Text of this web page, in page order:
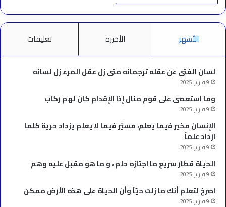
الأشهر الأخيرة تعليقات
لسان الفتى عن عقله ترجمانه متى زل عقل المرء زل لسانه
9 فبراير، 2025
وما استعصى على قوم منال إذا الإقدام كان لهم ركاب
9 فبراير، 2025
الإنسان مخير فيما يعلم، مسيّر فيما لا يعلم يزداد حرية كلما
ازداد علماً
9 فبراير، 2025
الحياة قطار سريع ما اجتازه حلم ، و ما هو مقبل عليه وهم
9 فبراير، 2025
‫اصرخ لتعلم أنك ما زلتَ حيّاً وأن الحياة على هذه الأرض ممكن
9 فبراير، 2025